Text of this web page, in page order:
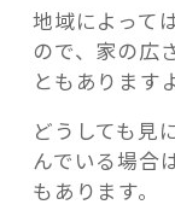
地域によって
ので、家の広
ともあります
どうしても見
んでいる場合
もあります。